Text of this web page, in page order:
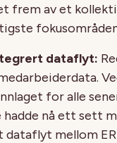
frem av et
dataflyt:
for alle
nå ett sett
mellom